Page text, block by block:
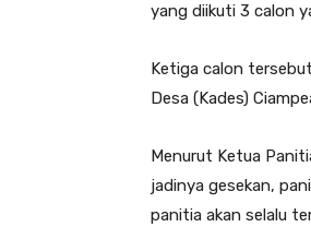
yang diikuti 3 calon
Ketiga calon
Desa (Kades)
Menurut Ketua
jadinya gesekan,
panitia akan selalu